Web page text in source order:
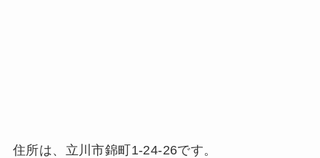
住所は、立川市錦町1-24-26です。